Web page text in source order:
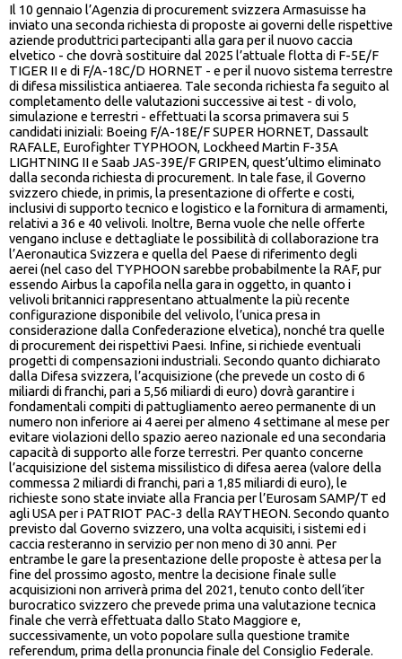
Il 10 gennaio l’Agenzia di procurement svizzera Armasuisse ha
inviato una seconda richiesta di proposte ai governi delle rispettive
aziende produttrici partecipanti alla gara per il nuovo caccia
elvetico - che dovrà sostituire dal 2025 l’attuale flotta di F-5E/F
TIGER II e di F/A-18C/D HORNET - e per il nuovo sistema terrestre
di difesa missilistica antiaerea. Tale seconda richiesta fa seguito al
completamento delle valutazioni successive ai test - di volo,
simulazione e terrestri - effettuati la scorsa primavera sui 5
candidati iniziali: Boeing F/A-18E/F SUPER HORNET, Dassault
RAFALE, Eurofighter TYPHOON, Lockheed Martin F-35A
LIGHTNING II e Saab JAS-39E/F GRIPEN, quest’ultimo eliminato
dalla seconda richiesta di procurement. In tale fase, il Governo
svizzero chiede, in primis, la presentazione di offerte e costi,
inclusivi di supporto tecnico e logistico e la fornitura di armamenti,
relativi a 36 e 40 velivoli. Inoltre, Berna vuole che nelle offerte
vengano incluse e dettagliate le possibilità di collaborazione tra
l’Aeronautica Svizzera e quella del Paese di riferimento degli
aerei (nel caso del TYPHOON sarebbe probabilmente la RAF, pur
essendo Airbus la capofila nella gara in oggetto, in quanto i
velivoli britannici rappresentano attualmente la più recente
configurazione disponibile del velivolo, l’unica presa in
considerazione dalla Confederazione elvetica), nonché tra quelle
di procurement dei rispettivi Paesi. Infine, si richiede eventuali
progetti di compensazioni industriali. Secondo quanto dichiarato
dalla Difesa svizzera, l’acquisizione (che prevede un costo di 6
miliardi di franchi, pari a 5,56 miliardi di euro) dovrà garantire i
fondamentali compiti di pattugliamento aereo permanente di un
numero non inferiore ai 4 aerei per almeno 4 settimane al mese per
evitare violazioni dello spazio aereo nazionale ed una secondaria
capacità di supporto alle forze terrestri. Per quanto concerne
l’acquisizione del sistema missilistico di difesa aerea (valore della
commessa 2 miliardi di franchi, pari a 1,85 miliardi di euro), le
richieste sono state inviate alla Francia per l’Eurosam SAMP/T ed
agli USA per i PATRIOT PAC-3 della RAYTHEON. Secondo quanto
previsto dal Governo svizzero, una volta acquisiti, i sistemi ed i
caccia resteranno in servizio per non meno di 30 anni. Per
entrambe le gare la presentazione delle proposte è attesa per la
fine del prossimo agosto, mentre la decisione finale sulle
acquisizioni non arriverà prima del 2021, tenuto conto dell’iter
burocratico svizzero che prevede prima una valutazione tecnica
finale che verrà effettuata dallo Stato Maggiore e,
successivamente, un voto popolare sulla questione tramite
referendum, prima della pronuncia finale del Consiglio Federale.